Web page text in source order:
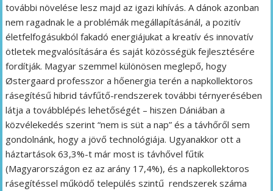
további növelése lesz majd az igazi kihívás. A dánok azonban
nem ragadnak le a problémák megállapításánál, a pozitív
életfelfogásukból fakadó energiájukat a kreatív és innovatív
ötletek megvalósítására és saját közösségük fejlesztésére
fordítják. Magyar szemmel különösen meglepő, hogy
Østergaard professzor a hőenergia terén a napkollektoros
rásegítésű hibrid távfűtő-rendszerek további térnyerésében
látja a továbblépés lehetőségét – hiszen Dániában a
közvélekedés szerint “nem is süt a nap” és a távhőről sem
gondolnánk, hogy a jövő technológiája. Ugyanakkor ott a
háztartások 63,3%-t már most is távhővel fűtik
(Magyarországon ez az arány 17,4%), és a napkollektoros
rásegítéssel működő település szintű rendszerek száma